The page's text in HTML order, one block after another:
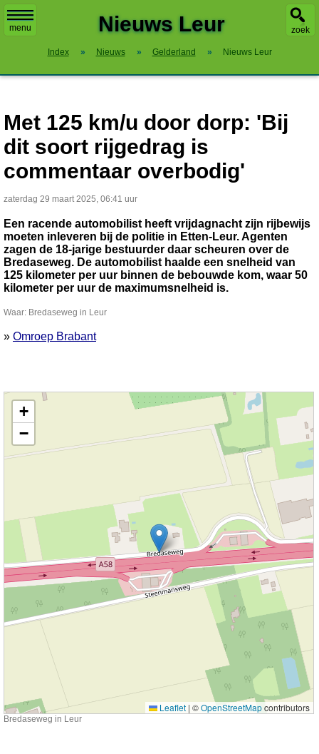
menu zoek
Nieuws Leur
Index » Nieuws » Gelderland » Nieuws Leur
Met 125 km/u door dorp: 'Bij
dit soort rijgedrag is
commentaar overbodig'
zaterdag 29 maart 2025, 06:41 uur
Een racende automobilist heeft vrijdagnacht zijn rijbewijs
moeten inleveren bij de politie in Etten-Leur. Agenten
zagen de 18-jarige bestuurder daar scheuren over de
Bredaseweg. De automobilist haalde een snelheid van
125 kilometer per uur binnen de bebouwde kom, waar 50
kilometer per uur de maximumsnelheid is.
Waar: Bredaseweg in Leur
» Omroep Brabant
Kaart nieuws Leur. Locatie nieuws: 51.57401 / 4.68480 Bredaseweg
+
−
Leaflet | ©OpenStreetMapcontributors
Bredaseweg in Leur